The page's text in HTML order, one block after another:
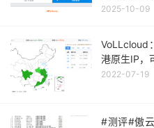
2025-10-09
VoLLcloud
港原生IP，
2022-07-19
#测评#傲